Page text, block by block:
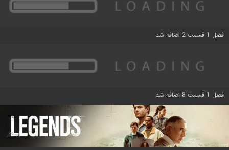
فصل 1 قسمت 2 اضافه شد
فصل 1 قسمت 8 اضافه شد